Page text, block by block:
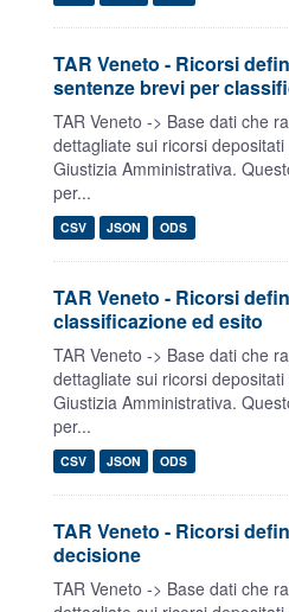
TAR Veneto - Ricorsi
sentenze brevi per
TAR Veneto -> Base dati che
dettagliate sui ricorsi
Giustizia Amministrativa.
per...
CSV JSON ODS
TAR Veneto - Ricorsi
classificazione ed esito
TAR Veneto -> Base dati che
dettagliate sui ricorsi
Giustizia Amministrativa.
per...
CSV JSON ODS
TAR Veneto - Ricorsi
decisione
TAR Veneto -> Base dati che